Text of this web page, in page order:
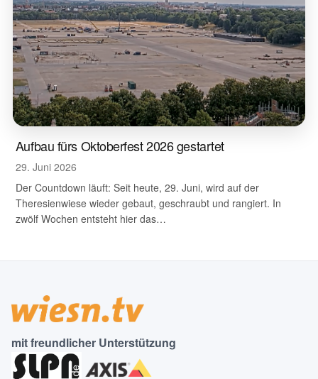
Aufbau fürs Oktoberfest 2026 gestartet
29. Juni 2026
Der Countdown läuft: Seit heute, 29. Juni, wird auf der
Theresienwiese wieder gebaut, geschraubt und rangiert. In
zwölf Wochen entsteht hier das…
mit freundlicher Unterstützung